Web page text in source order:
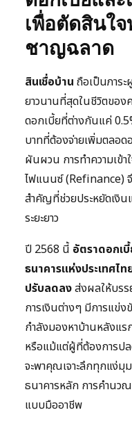
เพื่อตัดสินใจ
ชาญฉลาด
สินเชื่อบ้าน ถือเป็นภาร
ยาวนานที่สุดในชีวิตขอ
ดอกเบี้ยที่ต่างกันแค่
บาทที่ต้องจ่ายเพิ่มตลอ
ผันผวน การทำความเข้
ไฟแนนซ์ (Refinance)
สำคัญที่ช่วยประหยัดเงิน
ระยะยาว
ปี 2568 นี้ อัตราดอกเ
ธนาคารแห่งประเทศไ
ปรับลดลงส่งผลให้บร
การเงินต่างๆ มีการแข่
กำลังมองหาบ้านหลังแ
หรือแม้แต่ผู้ที่ต้องการ
จะพาคุณเจาะลึกทุกแง่มุ
ธนาคารหลัก การคำน
แบบมืออาชีพ